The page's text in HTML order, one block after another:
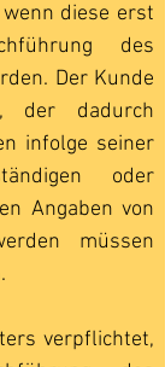
diese erst
des
Der Kunde
der dadurch
infolge seiner
oder
Angaben von
müssen
verpflichtet,